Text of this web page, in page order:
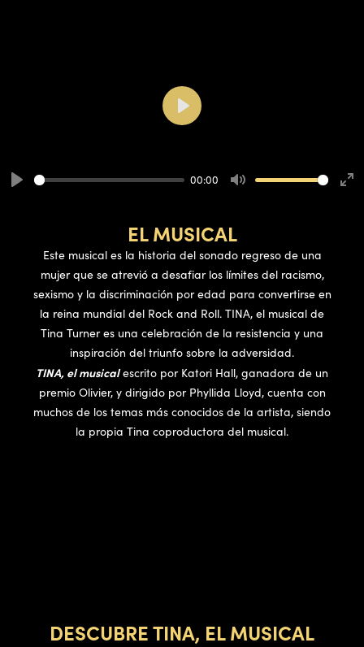
00:00
Play
EL MUSICAL
Este musical es la historia del sonado regreso de una
mujer que se atrevió a desafiar los límites del racismo,
sexismo y la discriminación por edad para convertirse en
la reina mundial del Rock and Roll. TINA, el musical de
Tina Turner es una celebración de la resistencia y una
inspiración del triunfo sobre la adversidad.
TINA, el musicalescrito por Katori Hall, ganadora de un
premio Olivier, y dirigido por Phyllida Lloyd, cuenta con
muchos de los temas más conocidos de la artista, siendo
la propia Tina coproductora del musical.
DESCUBRE TINA, EL MUSICAL